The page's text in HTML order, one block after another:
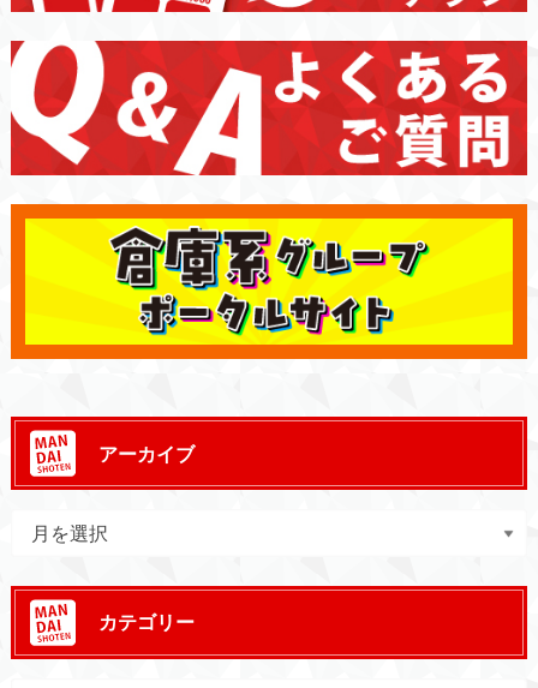
アーカイブ
カテゴリー